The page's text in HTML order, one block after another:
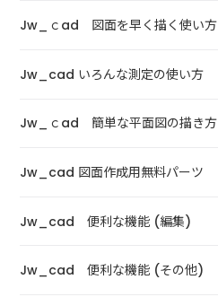
Jw_ｃad 図面を早く描く使い方
Jw_cad いろんな測定の使い方
Jw_ｃad 簡単な平面図の描き方
Jw_cad 図面作成用無料パーツ
Jw_cad 便利な機能 (編集)
Jw_cad 便利な機能 (その他)